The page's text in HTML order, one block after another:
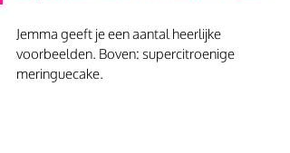
Jemma geeft je een aantal heerlijke
voorbeelden. Boven: supercitroenige
meringuecake.